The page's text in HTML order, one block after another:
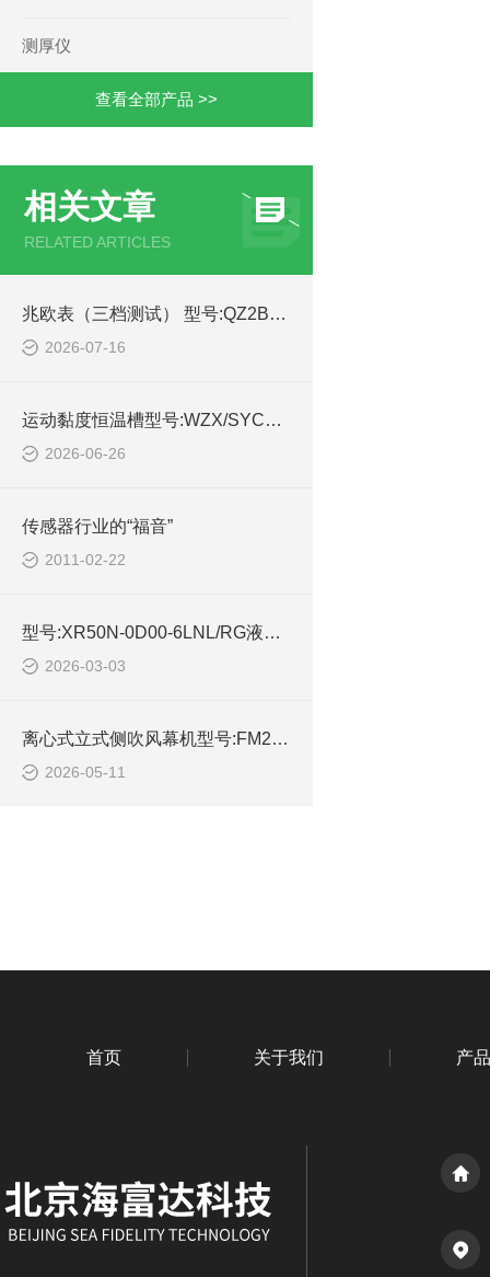
测厚仪
查看全部产品 >>
相关文章
RELATED ARTICLES
兆欧表（三档测试） 型号:QZ2B库号：M414614的技术介绍
2026-07-16
运动黏度恒温槽型号:WZX/SYC1200库号：M414473的简单介绍
2026-06-26
传感器行业的“福音”
2011-02-22
型号:XR50N-0D00-6LNL/RG液位传感器技术简介
2026-03-03
离心式立式侧吹风幕机型号:FM2540L-C的简单介绍
2026-05-11
首页 关于我们 产